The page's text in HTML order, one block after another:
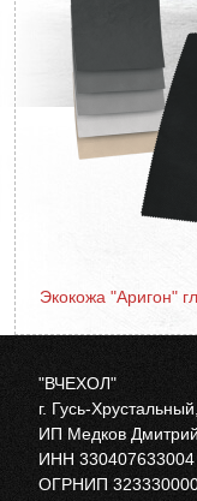
Экокожа "Аригон"
"ВЧЕХОЛ"
г. Гусь-
ИП Медков
ИНН 330407633004
ОГРНИП